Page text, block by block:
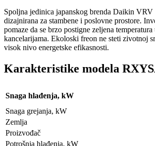
Spoljna jedinica japanskog brenda Daikin VRV
dizajnirana za stambene i poslovne prostore.
pomaze da se brzo postigne zeljena
kancelarijama. Ekoloski freon ne steti zivotnoj
visok nivo energetske efikasnosti.
Karakteristike modela
Snaga hlađenja, kW
Snaga grejanja, kW
Zemlja
Proizvođač
Potrošnja hlađenja, kW